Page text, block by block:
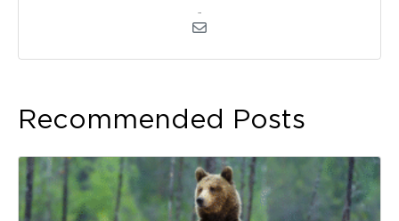
Recommended Posts